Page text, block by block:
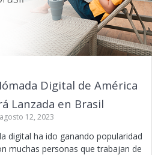
Digital de América
Lanzada en Brasil
agosto 12, 2023
digital ha ido ganando popularidad
muchas personas que trabajan de